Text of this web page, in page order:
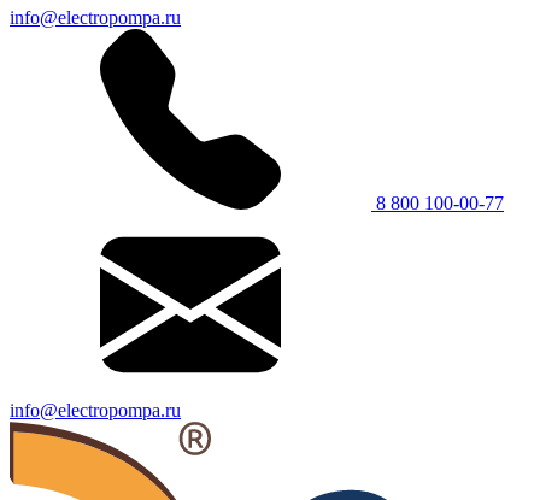
info@electropompa.ru
8 800 100-00-77
info@electropompa.ru